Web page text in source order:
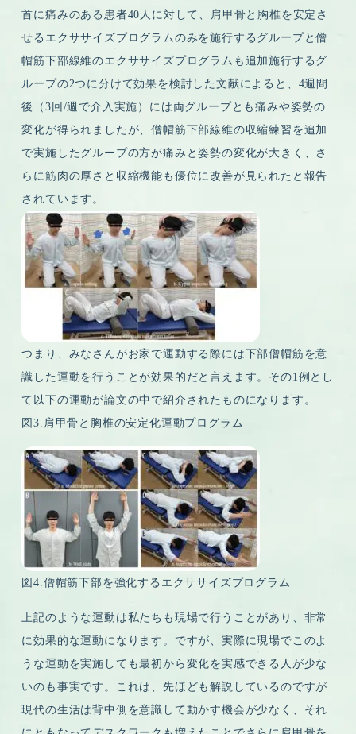
首に痛みのある患者40人に対して、肩甲骨と胸椎を安定さ
せるエクササイズプログラムのみを施行するグループと僧
帽筋下部線維のエクササイズプログラムも追加施行するグ
ループの2つに分けて効果を検討した文献によると、4週間
後（3回/週で介入実施）には両グループとも痛みや姿勢の
変化が得られましたが、僧帽筋下部線維の収縮練習を追加
で実施したグループの方が痛みと姿勢の変化が大きく、さ
らに筋肉の厚さと収縮機能も優位に改善が見られたと報告
されています。
つまり、みなさんがお家で運動する際には下部僧帽筋を意
識した運動を行うことが効果的だと言えます。その1例とし
て以下の運動が論文の中で紹介されたものになります。
図3.肩甲骨と胸椎の安定化運動プログラム
図4.僧帽筋下部を強化するエクササイズプログラム
上記のような運動は私たちも現場で行うことがあり、非常
に効果的な運動になります。ですが、実際に現場でこのよ
うな運動を実施しても最初から変化を実感できる人が少な
いのも事実です。これは、先ほども解説しているのですが
現代の生活は背中側を意識して動かす機会が少なく、それ